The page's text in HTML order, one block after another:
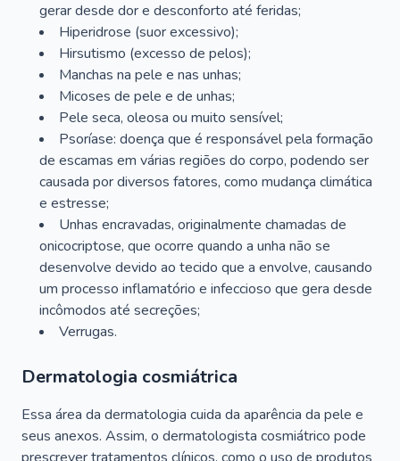
gerar desde dor e desconforto até feridas;
Hiperidrose (suor excessivo);
Hirsutismo (excesso de pelos);
Manchas na pele e nas unhas;
Micoses de pele e de unhas;
Pele seca, oleosa ou muito sensível;
Psoríase: doença que é responsável pela formação
de escamas em várias regiões do corpo, podendo ser
causada por diversos fatores, como mudança climática
e estresse;
Unhas encravadas, originalmente chamadas de
onicocriptose, que ocorre quando a unha não se
desenvolve devido ao tecido que a envolve, causando
um processo inflamatório e infeccioso que gera desde
incômodos até secreções;
Verrugas.
Dermatologia cosmiátrica
Essa área da dermatologia cuida da aparência da pele e
seus anexos. Assim, o dermatologista cosmiátrico pode